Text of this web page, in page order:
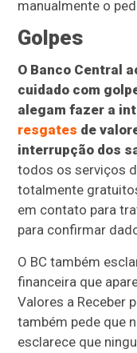
manualmente o
Golpes
O Banco Central
cuidado com
alegam fazer a
resgates de
interrupção dos
todos os serviços
totalmente
em contato para
para confirmar
O BC também
financeira que
Valores a Receber
também pede que
esclarece que